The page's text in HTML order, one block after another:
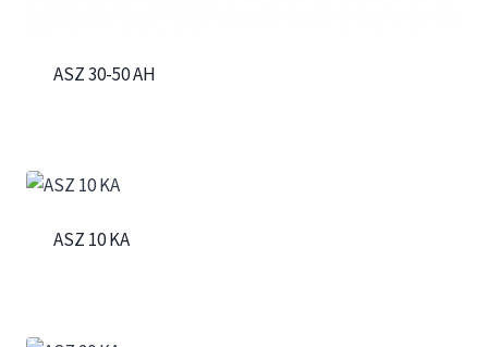
ASZ 30-50 AH
ASZ 10 KA